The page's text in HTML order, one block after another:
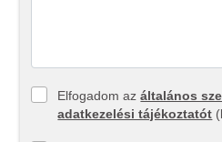
Elfogadom azáltalános
adatkezelési tájékoztatót